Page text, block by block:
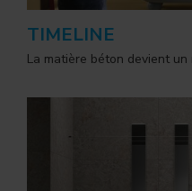
TIMELINE
La matière béton devient